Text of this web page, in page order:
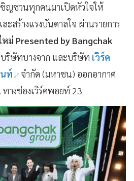
ญชวนทุกคนมาเปิดหัวใจให้
ะสร้างแรงบันดาลใจ ผ่านรายการ
ม่ Presented by Bangchak
ริษัทบางจาก และบริษัท เวิร์ค
ท์
จำกัด (มหาชน) ออกอากาศ
างช่องเวิร์คพอยท์ 23